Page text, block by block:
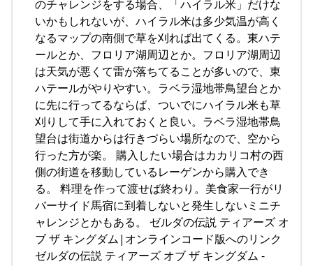
のチャレンジをする場合、「ハイラル米」だけな
いかもしれないが、ハイラル米は多少気温が高く
なるマップの南側で草を刈れば出てくる。東ハテ
ールとか、フロリア湖周辺とか。フロリア湖周辺
は天気が悪くて雷が落ちてることが多いので、東
ハテールがやりやすい。ラベラ湿地帯鳥望台とか
に先に行ってるならば、ついでにハイラル米も草
刈りして手に入れておくと良い。ラベラ湿地帯鳥
望台は街道からは行きづらい場所なので、空から
行った方が楽。 購入したい場合はカカリコ村の西
側の街道を移動しているレーゲンから購入でき
る。 料理を作って渡せば終わり。美食家一行がリ
バーサイド馬宿に到着しないと発生しないミニチ
ャレンジとかもある。 ゼルダの伝説 ティアーズ オ
ブ ザ キングダム|オンラインコード版へのリンク
ゼルダの伝説 ティアーズ オブ ザ キングダム -